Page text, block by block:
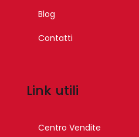
Blog
Contatti
Link utili
Centro Vendite